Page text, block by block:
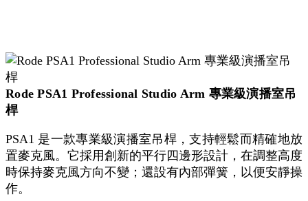
Rode PSA1 Professional Studio Arm 專業級演播室吊
桿
PSA1 是一款專業級演播室吊桿，支持輕鬆而精確地放
置麥克風。它採用創新的平行四邊形設計，在調整高度
時保持麥克風方向不變；還設有內部彈簧，以便安靜操
作。